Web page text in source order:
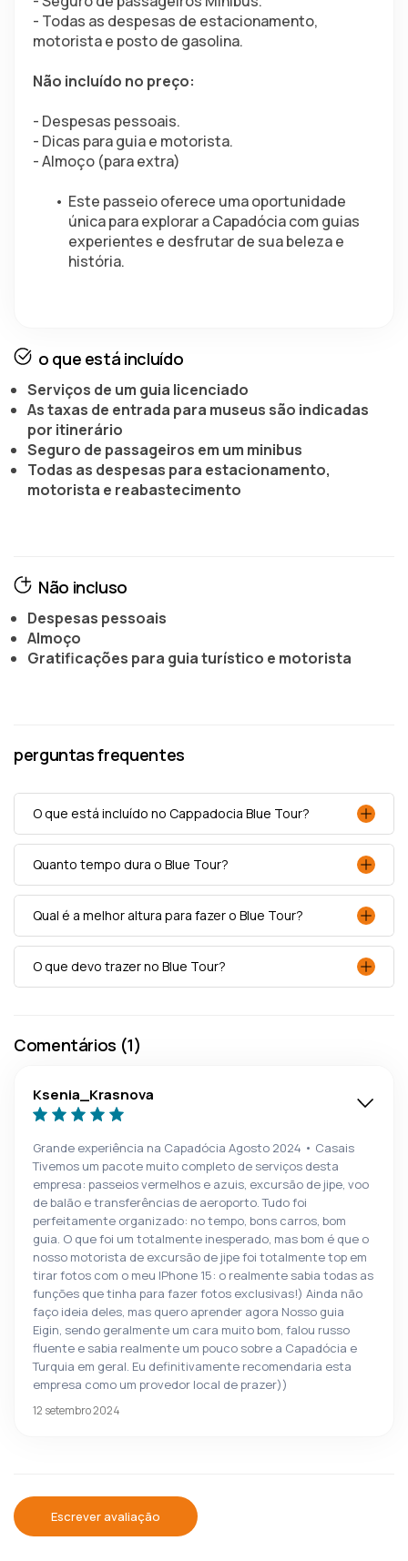
- Todas as despesas de estacionamento,
motorista e posto de gasolina.
Não incluído no preço:
- Despesas pessoais.
- Dicas para guia e motorista.
- Almoço (para extra)
Este passeio oferece uma oportunidade
única para explorar a Capadócia com guias
experientes e desfrutar de sua beleza e
história.
o que está incluído
Serviços de um guia licenciado
As taxas de entrada para museus são indicadas
por itinerário
Seguro de passageiros em um minibus
Todas as despesas para estacionamento,
motorista e reabastecimento
Não incluso
Despesas pessoais
Almoço
Gratificações para guia turístico e motorista
perguntas frequentes
O que está incluído no Cappadocia Blue Tour?
Quanto tempo dura o Blue Tour?
Qual é a melhor altura para fazer o Blue Tour?
O que devo trazer no Blue Tour?
Comentários (1)
Ksenia_Krasnova
Grande experiência na Capadócia Agosto 2024 • Casais
Tivemos um pacote muito completo de serviços desta
empresa: passeios vermelhos e azuis, excursão de jipe, voo
de balão e transferências de aeroporto. Tudo foi
perfeitamente organizado: no tempo, bons carros, bom
guia. O que foi um totalmente inesperado, mas bom é que o
nosso motorista de excursão de jipe foi totalmente top em
tirar fotos com o meu IPhone 15: o realmente sabia todas as
funções que tinha para fazer fotos exclusivas!) Ainda não
faço ideia deles, mas quero aprender agora Nosso guia
Eigin, sendo geralmente um cara muito bom, falou russo
fluente e sabia realmente um pouco sobre a Capadócia e
Turquia em geral. Eu definitivamente recomendaria esta
empresa como um provedor local de prazer))
12 setembro 2024
Escrever avaliação